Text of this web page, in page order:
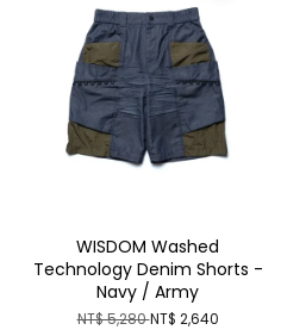
WISDOM Washed
Technology Denim Shorts -
Navy / Army
NT$ 5,280NT$ 2,640